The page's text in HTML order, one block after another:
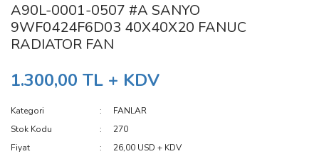
A90L-0001-0507 #A SANYO
9WF0424F6D03 40X40X20 FANUC
RADIATOR FAN
1.300,00 TL + KDV
Kategori
FANLAR
Stok Kodu
270
Fiyat
26,00 USD + KDV